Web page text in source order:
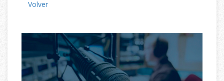
Volver